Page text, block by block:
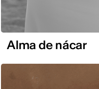
Alma de nácar